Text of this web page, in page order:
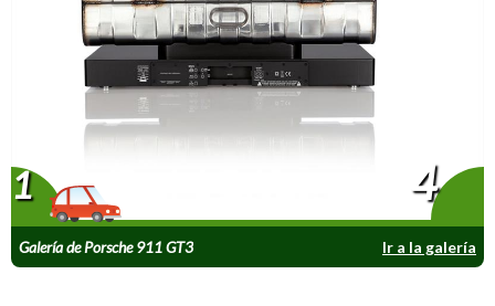
Galería de Porsche 911 GT3 Ir a la galería
1 4